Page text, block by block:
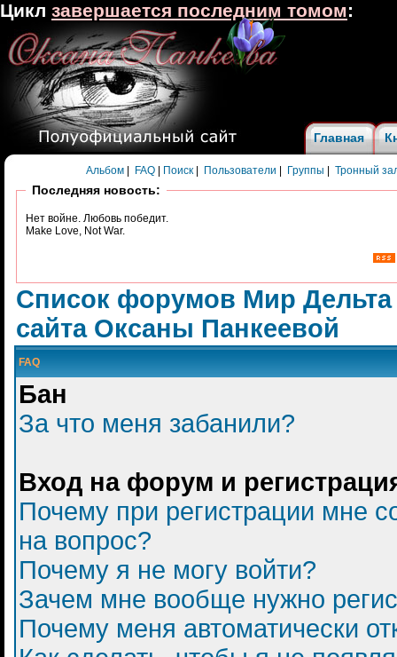
Главная
Альбом FAQ Поиск Пользователи Группы Тронный
Последняя новость:
Нет войне. Любовь победит.
Make Love, Not War.
Список форумов Мир
сайта Оксаны Панкеевой
FAQ
Бан
За что меня забанили?
Вход на форум и
Почему при регистрации мне
на вопрос?
Почему я не могу войти?
Зачем мне вообще нужно
Почему меня автоматически
Цикл завершается последним томом: